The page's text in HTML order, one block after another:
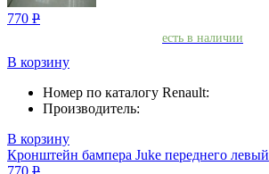
770 Р
есть в наличии
В корзину
Номер по каталогу Renault:
Производитель:
В корзину
Кронштейн бампера Juke переднего левый